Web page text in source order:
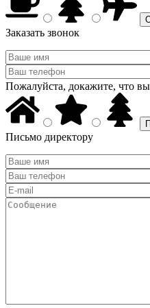
Заказать звонок
Пожалуйста, докажите, что
Письмо директору